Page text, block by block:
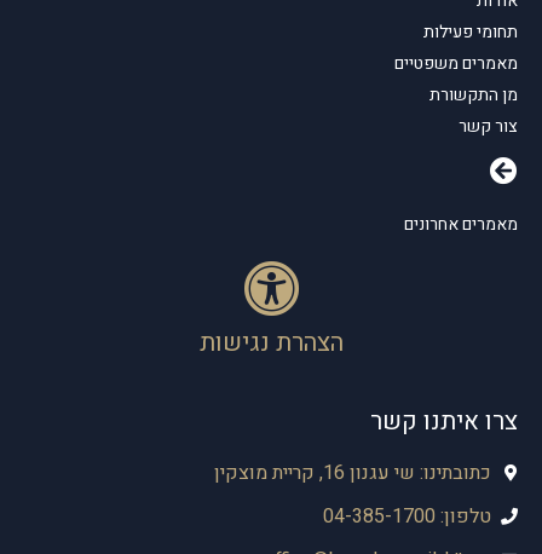
תחומי פעילות
מאמרים משפטיים
מן התקשורת
צור קשר
מאמרים אחרונים
הצהרת נגישות
צרו איתנו קשר
כתובתינו: שי עגנון 16, קריית מוצקין
טלפון: 04-385-1700